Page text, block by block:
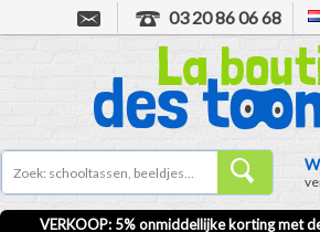
03 20 86 06 68
VERKOOP: 5% onmiddellijke korting met